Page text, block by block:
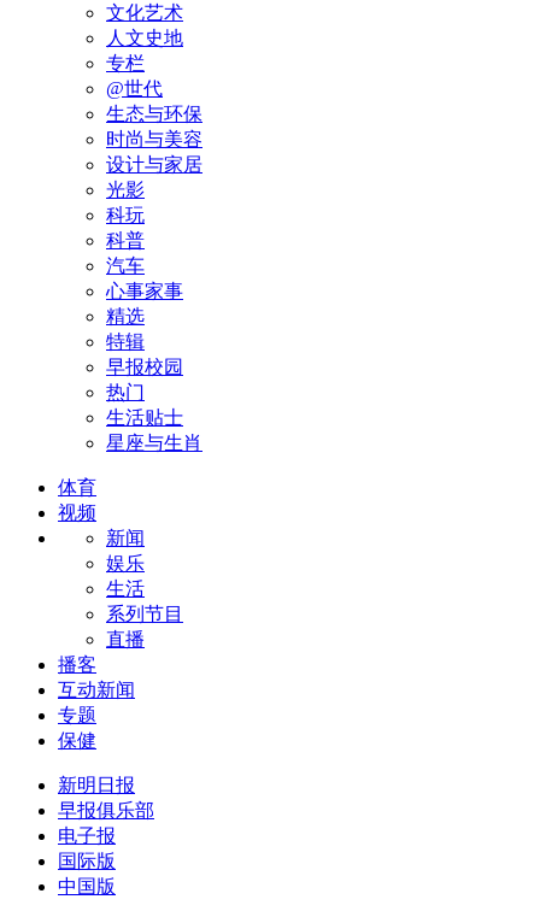
文化艺术
人文史地
专栏
@世代
生态与环保
时尚与美容
设计与家居
光影
科玩
科普
汽车
心事家事
精选
特辑
早报校园
热门
生活贴士
星座与生肖
体育
视频
新闻
娱乐
生活
系列节目
直播
播客
互动新闻
专题
保健
新明日报
早报俱乐部
电子报
国际版
中国版